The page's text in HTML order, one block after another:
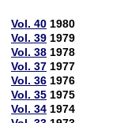
Vol. 40 1980
Vol. 39 1979
Vol. 38 1978
Vol. 37 1977
Vol. 36 1976
Vol. 35 1975
Vol. 34 1974